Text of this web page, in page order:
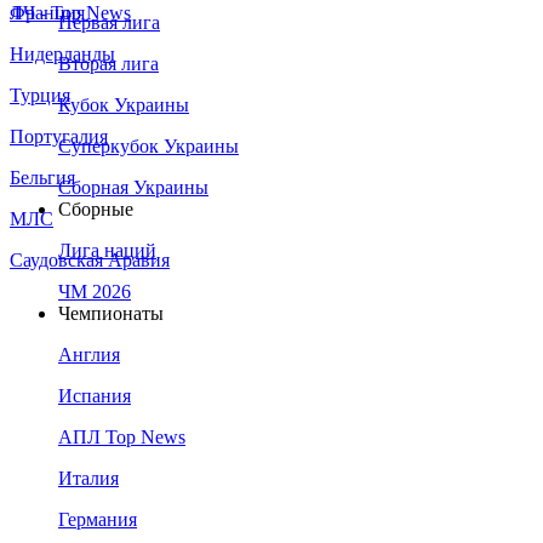
Франция
Нидерланды
Турция
Португалия
Бельгия
МЛС
Саудовская Аравия
ЛЧ - Top News
Первая лига
Вторая лига
Кубок Украины
Суперкубок Украины
Сборная Украины
Сборные
Лига наций
ЧМ 2026
Чемпионаты
Англия
Испания
АПЛ Top News
Италия
Германия